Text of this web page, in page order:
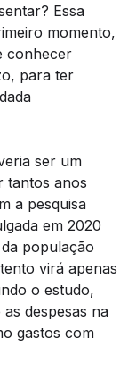
Essa
momento,
conhecer
para ter
ser um
tantos anos
a pesquisa
em 2020
população
virá apenas
o estudo,
despesas na
gastos com